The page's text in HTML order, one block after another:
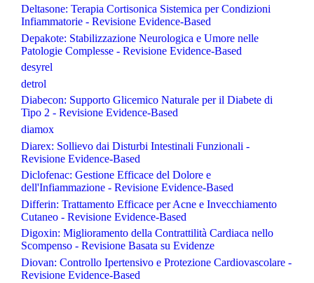
Deltasone: Terapia Cortisonica Sistemica per Condizioni
Infiammatorie - Revisione Evidence-Based
Depakote: Stabilizzazione Neurologica e Umore nelle
Patologie Complesse - Revisione Evidence-Based
desyrel
detrol
Diabecon: Supporto Glicemico Naturale per il Diabete di
Tipo 2 - Revisione Evidence-Based
diamox
Diarex: Sollievo dai Disturbi Intestinali Funzionali -
Revisione Evidence-Based
Diclofenac: Gestione Efficace del Dolore e
dell'Infiammazione - Revisione Evidence-Based
Differin: Trattamento Efficace per Acne e Invecchiamento
Cutaneo - Revisione Evidence-Based
Digoxin: Miglioramento della Contrattilità Cardiaca nello
Scompenso - Revisione Basata su Evidenze
Diovan: Controllo Ipertensivo e Protezione Cardiovascolare -
Revisione Evidence-Based